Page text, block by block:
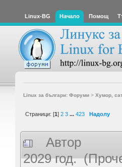
Linux-BG Начало Помощ
Linux за българи: Форуми> Хумор,
Страници: [1] 2 3 ... 423 Надолу
Автор
2029 год.